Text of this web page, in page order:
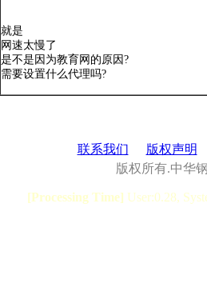
就是
网速太慢了
是不是因为教育网的原因?
需要设置什么代理吗?
联系我们
版权声明
版权所有.中华
[Processing Time] User:0.28,